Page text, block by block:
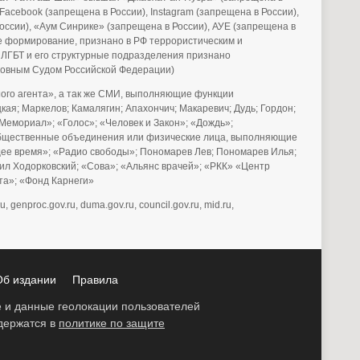
(запрещена в России), Instagram (запрещена в России),
«Аум Синрике» (запрещена в России), АУЕ (запрещена в
признано в РФ террористическим и
и его структурные подразделения признано
Судом Российской Федерации)
агента», а так же СМИ, выполняющие функции
Маркелов; Камалягин; Апахончич; Макаревич; Дудь; Гордон;
«Голос»; «Человек и Закон»; «Дождь»;
объединения или физические лица, выполняющие
время»; «Радио свободы»; Пономарев Лев; Пономарев Илья;
Ходорковский; «Сова»; «Альянс врачей»; «РКК» «Центр
«Фонд Карнеги»
genproc.gov.ru, duma.gov.ru, council.gov.ru, mid.ru,
издании Правила
данные геолокации пользователей
в политике по защите